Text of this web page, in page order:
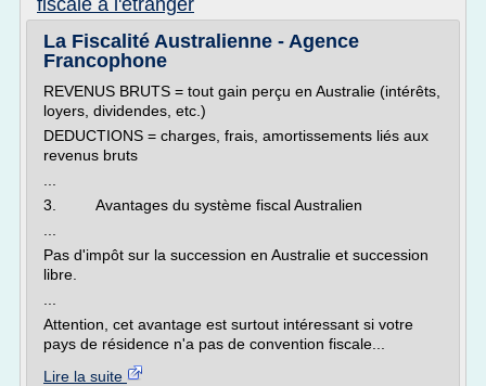
fiscale a l'etranger
La Fiscalité Australienne - Agence
Francophone
REVENUS BRUTS = tout gain perçu en Australie (intérêts,
loyers, dividendes, etc.)
DEDUCTIONS = charges, frais, amortissements liés aux
revenus bruts
3. Avantages du système fiscal Australien
Pas d'impôt sur la succession en Australie et succession
libre.
Attention, cet avantage est surtout intéressant si votre
pays de résidence n'a pas de convention fiscale...
Lire la suite